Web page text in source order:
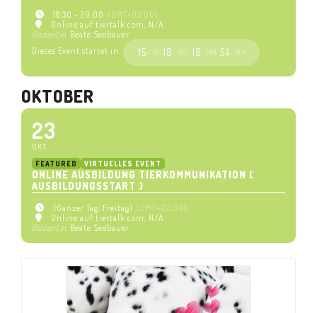
18:30 - 20:00 (GMT+02:00)
Online auf tiertalk.com, N/A
Dozentin Beate Seebauer
Dieses Event startet in..
15 TG. 18 STD. 18 MIN. 53 SEK.
OKTOBER
23
OKT
FEATURED VIRTUELLES EVENT
ONLINE AUSBILDUNG TIERKOMMUNIKATION (
AUSBILDUNGSSTART )
(Ganzer Tag: Freitag) (GMT+02:00)
Online auf tiertalk.com, N/A
Dozentin Beate Seebauer